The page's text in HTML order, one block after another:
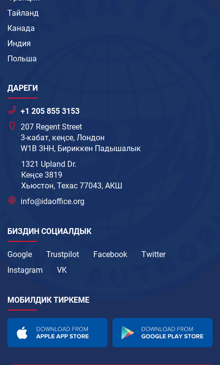
Тайланд
Канада
Индия
Польша
ДАРЕГИ
+1 205 855 3153
207 Regent Street
3-кабат, кеңсе, Лондон
W1B 3HH, Бириккен Падышалык
1321 Upland Dr.
Кеңсе 3819
Хьюстон, Техас 77043, АКШ
info@idaoffice.org
БИЗДИН СОЦИАЛДЫК
Google Trustpilot Facebook
Twitter
Instagram
VK
МОБИЛДИК ТИРКЕМЕ